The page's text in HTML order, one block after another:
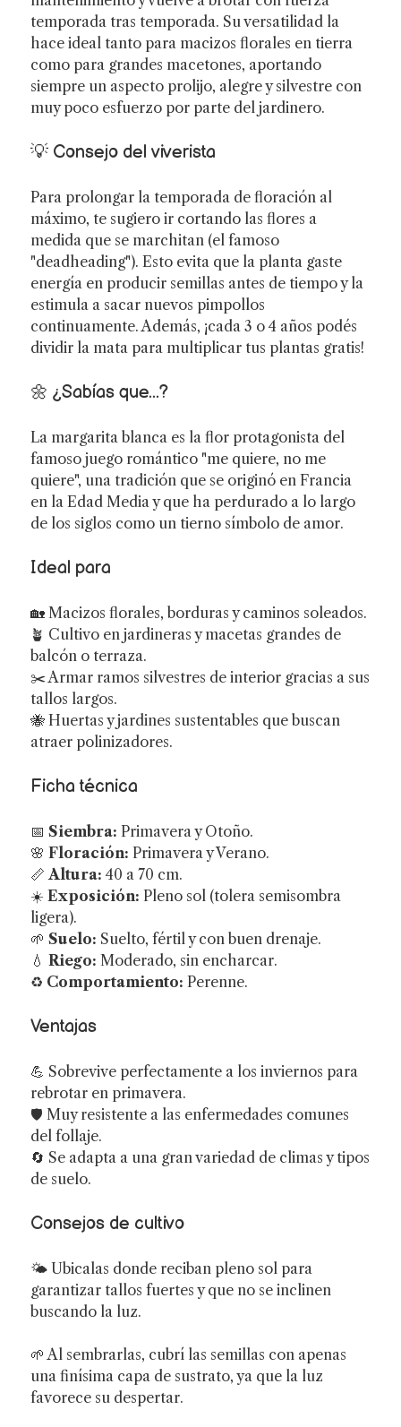
temporada tras temporada. Su versatilidad la
hace ideal tanto para macizos florales en tierra
como para grandes macetones, aportando
siempre un aspecto prolijo, alegre y silvestre con
muy poco esfuerzo por parte del jardinero.
💡 Consejo del viverista
Para prolongar la temporada de floración al
máximo, te sugiero ir cortando las flores a
medida que se marchitan (el famoso
"deadheading"). Esto evita que la planta gaste
energía en producir semillas antes de tiempo y la
estimula a sacar nuevos pimpollos
continuamente. Además, ¡cada 3 o 4 años podés
dividir la mata para multiplicar tus plantas gratis!
🌼 ¿Sabías que...?
La margarita blanca es la flor protagonista del
famoso juego romántico "me quiere, no me
quiere", una tradición que se originó en Francia
en la Edad Media y que ha perdurado a lo largo
de los siglos como un tierno símbolo de amor.
Ideal para
🏡 Macizos florales, borduras y caminos soleados.
🪴 Cultivo en jardineras y macetas grandes de
balcón o terraza.
✂️ Armar ramos silvestres de interior gracias a sus
tallos largos.
🐝 Huertas y jardines sustentables que buscan
atraer polinizadores.
Ficha técnica
📅 Siembra: Primavera y Otoño.
🌸 Floración: Primavera y Verano.
📏 Altura: 40 a 70 cm.
☀️ Exposición: Pleno sol (tolera semisombra
ligera).
🌱 Suelo: Suelto, fértil y con buen drenaje.
💧 Riego: Moderado, sin encharcar.
♻️ Comportamiento: Perenne.
Ventajas
💪 Sobrevive perfectamente a los inviernos para
rebrotar en primavera.
🛡️ Muy resistente a las enfermedades comunes
del follaje.
🔄 Se adapta a una gran variedad de climas y tipos
de suelo.
Consejos de cultivo
🌤️ Ubicalas donde reciban pleno sol para
garantizar tallos fuertes y que no se inclinen
buscando la luz.
🌱 Al sembrarlas, cubrí las semillas con apenas
una finísima capa de sustrato, ya que la luz
favorece su despertar.